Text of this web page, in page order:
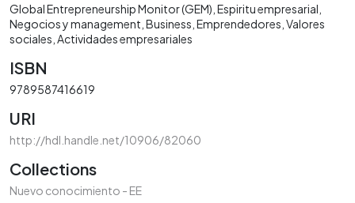
Global Entrepreneurship Monitor (GEM) Espiritu empresarial
Negocios y management Business Emprendedores Valores
sociales Actividades empresariales
ISBN
9789587416619
URI
http://hdl.handle.net/10906/82060
Collections
Nuevo conocimiento - EE